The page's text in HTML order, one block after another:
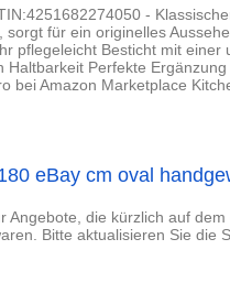
-
für ein originelles
pflegeleicht Besticht mit einer
Haltbarkeit Perfekte
bei Amazon Marketplace
eBay cm oval
Angebote, die kürzlich auf
Bitte aktualisieren Sie die